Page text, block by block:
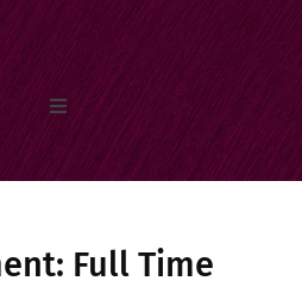
Home
Our Products
Full Time